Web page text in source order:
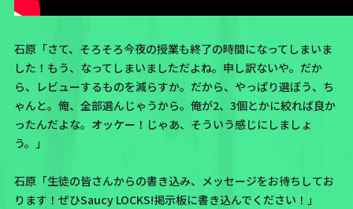
石原「さて、そろそろ今夜の授業も終了の時間になってしまいま
した！もう、なってしまいましただよね。申し訳ないや。だか
ら、レビューするものを減らすか。だから、やっぱり選ぼう、ち
ゃんと。俺、全部選んじゃうから。俺が2、3個とかに絞れば良か
ったんだよな。オッケー！じゃあ、そういう感じにしましょ
う。」
石原「生徒の皆さんからの書き込み、メッセージをお待ちしてお
ります！ぜひSaucy LOCKS!掲示板に書き込んでください！」